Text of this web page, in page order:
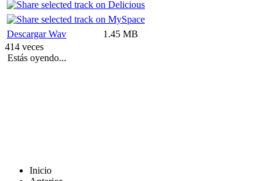
Descargar Wav
1.45 MB
414 veces
Estás oyendo...
Inicio